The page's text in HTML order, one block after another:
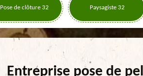
Pose de clôture 32 Paysagiste 32
Entreprise pose de